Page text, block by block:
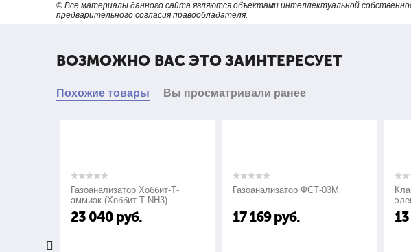
Длина: 205 мм.
© Все материалы данного сайта являются объектами интеллектуальной
предварительного согласия правообладателя.
ВОЗМОЖНО ВАС ЭТО ЗАИНТЕРЕСУЕТ
Похожие товары Вы просматривали ранее
Газоанализатор Хоббит-Т-
аммиак (Хоббит-Т-NH3)
23 040 руб.
Газоанализатор ФСТ-03М
17 169руб.
Клапан
КЗМЭФ
13 570